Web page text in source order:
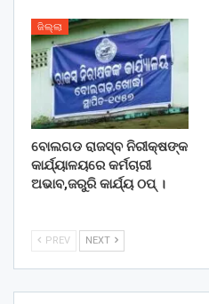
ଜିଲ୍ଲା
ବୋଲଗଡ ରାଜସ୍ବ ନିରୀକ୍ଷଙ୍କ
କାର୍ଯ୍ୟାଳୟରେ କର୍ମଚାରୀ
ଅଭାବ,ଜରୁରି କାର୍ଯ୍ୟ ଠପ୍ ।
PREV NEXT